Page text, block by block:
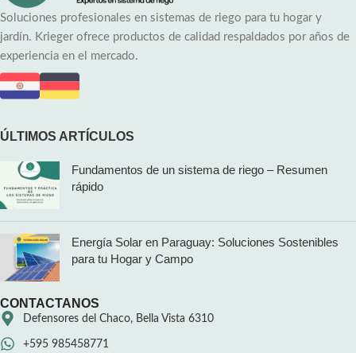
Soluciones profesionales en sistemas de riego para tu hogar y
jardín. Krieger ofrece productos de calidad respaldados por años de
experiencia en el mercado.
ÚLTIMOS ARTÍCULOS
Fundamentos de un sistema de riego – Resumen
rápido
Energía Solar en Paraguay: Soluciones Sostenibles
para tu Hogar y Campo
CONTACTANOS
Defensores del Chaco, Bella Vista 6310
+595 985458771